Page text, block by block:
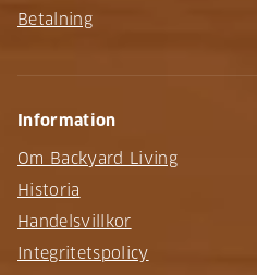
Betalning
Information
Om Backyard Living
Historia
Handelsvillkor
Integritetspolicy